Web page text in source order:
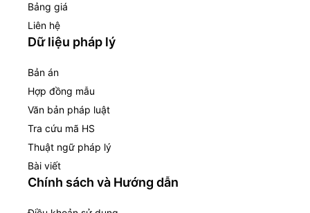
Bảng giá
Liên hệ
Dữ liệu pháp lý
Bản án
Hợp đồng mẫu
Văn bản pháp luật
Tra cứu mã HS
Thuật ngữ pháp lý
Bài viết
Chính sách và Hướng dẫn